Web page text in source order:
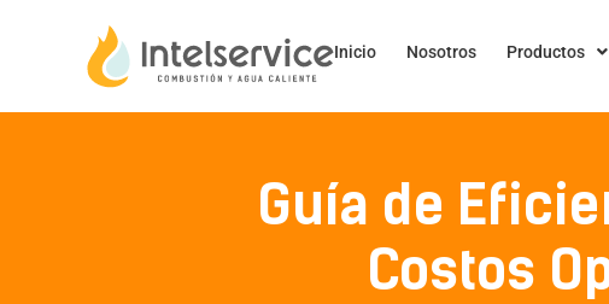
Inicio Nosotros Productos
Guía de
Costos